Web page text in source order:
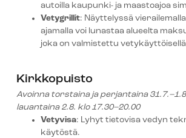
autoilla kaupunki- ja maastoajoa
Vetygrillit: Näyttelyssä
ajamalla voi lunastaa alueelta
joka on valmistettu vetykäyttöisellä
Kirkkopuisto
Avoinna torstaina ja perjantaina
lauantaina2.8. klo 17.30–20.00
Vetyvisa: Lyhyt tietovisa vedyn
käytöstä.